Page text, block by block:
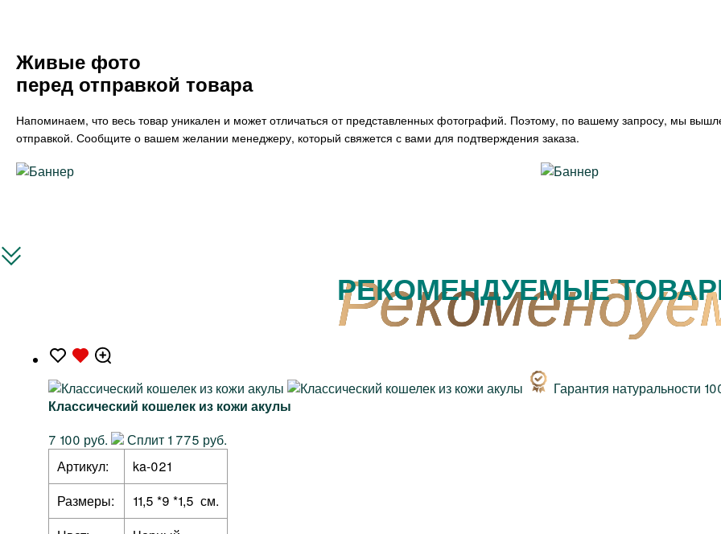
Живые фото
перед отправкой товара
Напоминаем, что весь товар уникален и может отличаться от представленных фотографий. Поэтому, по вашему запросу, мы
отправкой. Сообщите о вашем желании менеджеру, который свяжется с вами для подтверждения заказа.
РЕКОМЕНДУЕМЫЕ
Гарантия натуральности
Классический кошелек из кожи акулы
7 100 руб.
Сплит 1 775 руб.
Артикул:
ka-021
Размеры:
11,5 *9 *1,5 см.